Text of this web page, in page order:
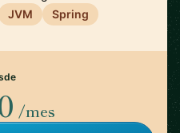
JVM Spring
/mes